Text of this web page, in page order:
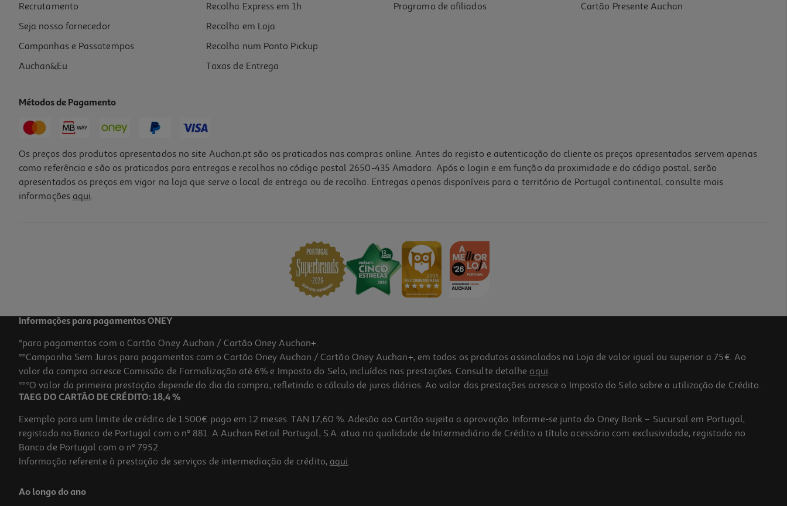
Recrutamento
Seja nosso fornecedor
Campanhas e Passatempos
Auchan&Eu
Recolha Express em 1h
Recolha em Loja
Recolha num Ponto Pickup
Taxas de Entrega
Programa de afiliados
Cartão Presente Auchan
Métodos de Pagamento
Os preços dos produtos apresentados no site Auchan.pt são os praticados nas compras online. Antes do registo e autenticação do cliente os preços apresentados servem apenas
como referência e são os praticados para entregas e recolhas no código postal 2650-435 Amadora. Após o login e em função da proximidade e do código postal, serão
apresentados os preços em vigor na loja que serve o local de entrega ou de recolha. Entregas apenas disponíveis para o território de Portugal continental, consulte mais
informações aqui.
Informações para pagamentos ONEY
*para pagamentos com o Cartão Oney Auchan / Cartão Oney Auchan+.
**Campanha Sem Juros para pagamentos com o Cartão Oney Auchan / Cartão Oney Auchan+, em todos os produtos assinalados na Loja de valor igual ou superior a 75€. Ao
valor da compra acresce Comissão de Formalização até 6% e Imposto do Selo, incluídos nas prestações. Consulte detalhe aqui.
***O valor da primeira prestação depende do dia da compra, refletindo o cálculo de juros diários. Ao valor das prestações acresce o Imposto do Selo sobre a utilização de Crédito.
TAEG DO CARTÃO DE CRÉDITO: 18,4 %
Exemplo para um limite de crédito de 1.500€ pago em 12 meses. TAN 17,60 %. Adesão ao Cartão sujeita a aprovação. Informe-se junto do Oney Bank – Sucursal em Portugal,
registado no Banco de Portugal com o nº 881. A Auchan Retail Portugal, S.A. atua na qualidade de Intermediário de Crédito a título acessório com exclusividade, registado no
Banco de Portugal com o nº 7952.
Informação referente à prestação de serviços de intermediação de crédito, aqui.
Ao longo do ano